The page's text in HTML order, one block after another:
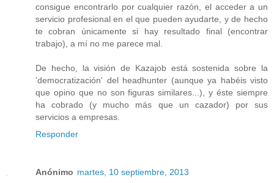
consigue encontrarlo por cualquier razón, el acceder a un
servicio profesional en el que pueden ayudarte, y de hecho
te cobran únicamente si hay resultado final (encontrar
trabajo), a mí no me parece mal.
De hecho, la visión de Kazajob está sostenida sobre la
'democratización' del headhunter (aunque ya habéis visto
que opino que no son figuras similares...), y éste siempre
ha cobrado (y mucho más que un cazador) por sus
servicios a empresas.
Responder
Anónimo martes, 10 septiembre, 2013